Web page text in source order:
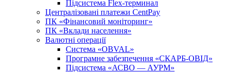
Підсистема Flex-терминал
Централізовані платежи CentPay
ПК «Фінансовий моніторинг»
ПК «Вклади населення»
Валютні операції
Система «OBVAL»
Програмне забезпечення «СКАРБ-ОВІД»
Підсистема «АСВО — АУРМ»